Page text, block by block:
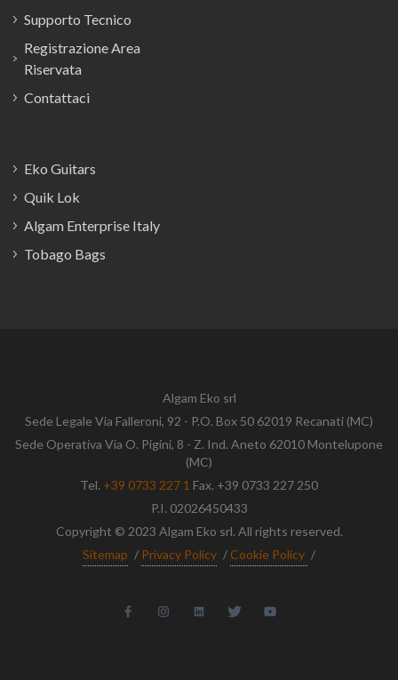
Supporto Tecnico
Registrazione Area
Riservata
Contattaci
Eko Guitars
Quik Lok
Algam Enterprise Italy
Tobago Bags
Algam Eko srl
Sede Legale Via Falleroni, 92 - P.O. Box 50 62019 Recanati (MC)
Sede Operativa Via O. Pigini, 8 - Z. Ind. Aneto 62010 Montelupone
(MC)
Tel. +39 0733 227 1 Fax. +39 0733 227 250
P.I. 02026450433
Copyright © 2023 Algam Eko srl. All rights reserved.
Sitemap / Privacy Policy / Cookie Policy /